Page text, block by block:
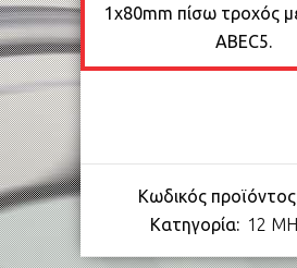
1x80mm πίσω τροχός
ABEC5.
Κωδικός
Κατηγορία: 12